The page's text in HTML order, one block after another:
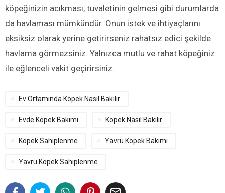
köpeğinizin acıkması, tuvaletinin gelmesi gibi durumlarda
da havlaması mümkündür. Onun istek ve ihtiyaçlarını
eksiksiz olarak yerine getirirseniz rahatsız edici şekilde
havlama görmezsiniz. Yalnızca mutlu ve rahat köpeğiniz
ile eğlenceli vakit geçirirsiniz.
Ev Ortamında Köpek Nasıl Bakılır
Evde Köpek Bakımı Köpek Nasıl Bakılır
Köpek Sahiplenme Yavru Köpek Bakımı
Yavru Köpek Sahiplenme